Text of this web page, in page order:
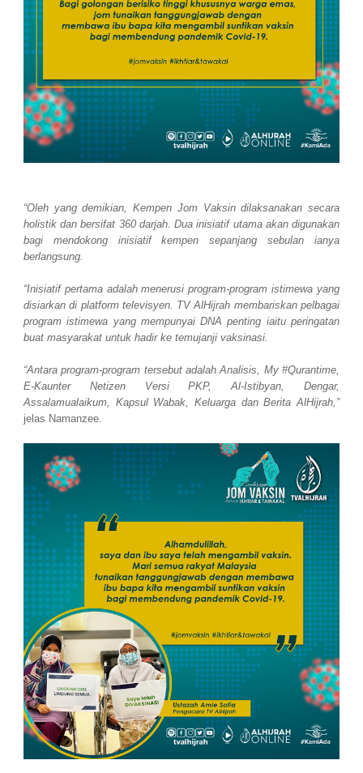
“Oleh yang demikian, Kempen Jom Vaksin dilaksanakan secara
holistik dan bersifat 360 darjah. Dua inisiatif utama akan digunakan
bagi mendokong inisiatif kempen sepanjang sebulan ianya
berlangsung.
“Inisiatif pertama adalah menerusi program-program istimewa yang
disiarkan di platform televisyen. TV AlHijrah membariskan pelbagai
program istimewa yang mempunyai DNA penting iaitu peringatan
buat masyarakat untuk hadir ke temujanji vaksinasi.
“Antara program-program tersebut adalah Analisis, My #Qurantime,
E-Kaunter Netizen Versi PKP, Al-Istibyan, Dengar,
Assalamualaikum, Kapsul Wabak, Keluarga dan Berita AlHijrah,”
jelas Namanzee.